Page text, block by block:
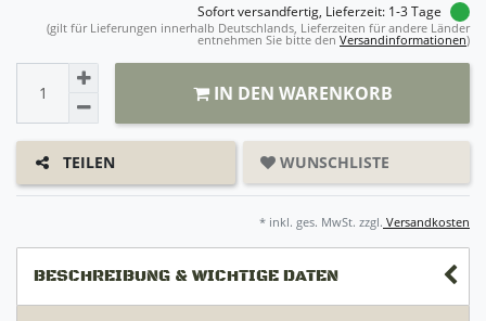
Sofort versandfertig, Lieferzeit: 1-3 Tage
(gilt für Lieferungen innerhalb Deutschlands, Lieferzeiten für andere Länder
entnehmen Sie bitte den Versandinformationen)
IN DEN WARENKORB
TEILEN WUNSCHLISTE
* inkl. ges. MwSt. zzgl. Versandkosten
BESCHREIBUNG & WICHTIGE DATEN